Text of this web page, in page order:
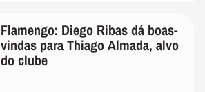
Flamengo: Diego Ribas dá boas-
vindas para Thiago Almada, alvo
do clube